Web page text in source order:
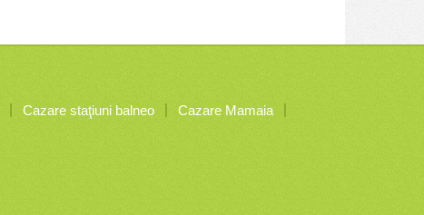
Cazare staţiuni balneo
Cazare Mamaia